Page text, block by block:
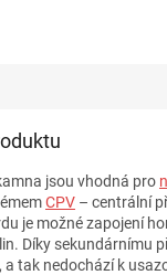
jsou vhodná pro
CPV – centrální
je možné zapojení
Díky sekundárnímu
a tak nedochází k